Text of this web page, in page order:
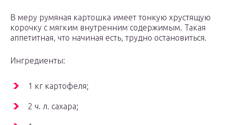
В меру румяная картошка имеет тонкую хрустящую
корочку с мягким внутренним содержимым. Такая
аппетитная, что начиная есть, трудно остановиться.
Ингредиенты:
1 кг картофеля;
2 ч. л. сахара;